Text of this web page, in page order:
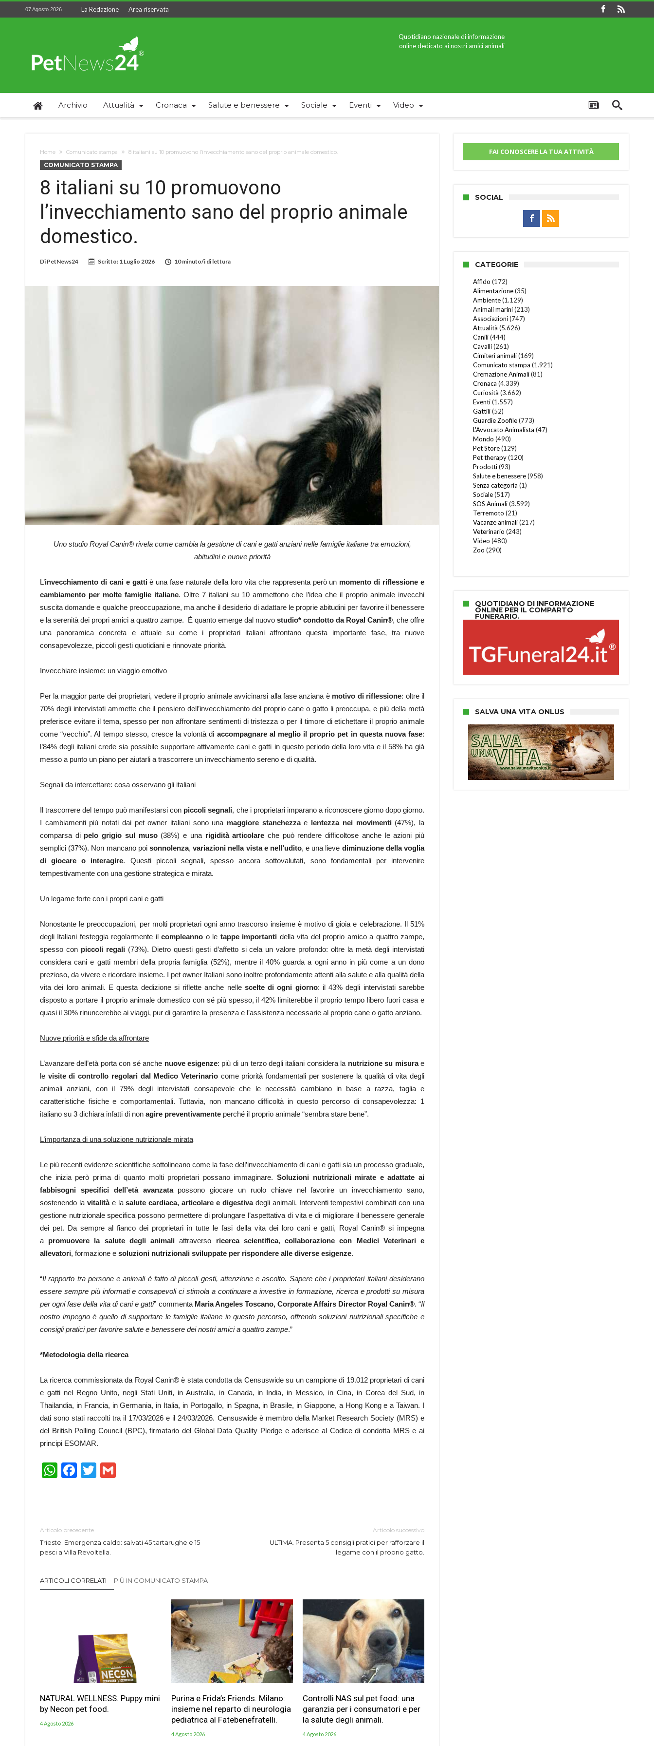
07 Agosto 2026 La Redazione Area riservata
Quotidiano nazionale di informazione
online dedicato ai nostri amici animali
Archivio Attualità Cronaca Salute e benessere Sociale Eventi Video
Home Comunicato stampa 8 italiani su 10 promuovono l’invecchiamento sano del proprio animale domestico.
COMUNICATO STAMPA
8 italiani su 10 promuovono
l’invecchiamento sano del proprio animale
domestico.
Di PetNews24 Scritto: 1 Luglio 2026 10 minuto/i di lettura
Uno studio Royal Canin® rivela come cambia la gestione di cani e gatti anziani nelle famiglie italiane tra emozioni,
abitudini e nuove priorità
L’invecchiamento di cani e gattiè una fase naturale della loro vita che rappresenta però un momento di riflessione e
cambiamento per molte famiglie italiane. Oltre 7 italiani su 10 ammettono che l’idea che il proprio animale invecchi
suscita domande e qualche preoccupazione, ma anche il desiderio di adattare le proprie abitudini per favorire il benessere
e la serenità dei propri amici a quattro zampe. È quanto emerge dal nuovo studio* condotto da Royal Canin®, che offre
una panoramica concreta e attuale su come i proprietari italiani affrontano questa importante fase, tra nuove
consapevolezze, piccoli gesti quotidiani e rinnovate priorità.
Invecchiare insieme: un viaggio emotivo
Per la maggior parte dei proprietari, vedere il proprio animale avvicinarsi alla fase anziana è motivo di riflessione: oltre il
70% degli intervistati ammette che il pensiero dell’invecchiamento del proprio cane o gatto li preoccupa, e più della metà
preferisce evitare il tema, spesso per non affrontare sentimenti di tristezza o per il timore di etichettare il proprio animale
come “vecchio”. Al tempo stesso, cresce la volontà di accompagnare al meglio il proprio pet in questa nuova fase:
l’84% degli italiani crede sia possibile supportare attivamente cani e gatti in questo periodo della loro vita e il 58% ha già
messo a punto un piano per aiutarli a trascorrere un invecchiamento sereno e di qualità.
Segnali da intercettare: cosa osservano gli italiani
Il trascorrere del tempo può manifestarsi con piccoli segnali, che i proprietari imparano a riconoscere giorno dopo giorno.
I cambiamenti più notati dai pet owner italiani sono una maggiore stanchezzae lentezza nei movimenti(47%), la
comparsa di pelo grigio sul muso(38%) e una rigidità articolare che può rendere difficoltose anche le azioni più
semplici (37%). Non mancano poi sonnolenza,variazioni nella vista e nell’udito, e una lieve diminuzione della voglia
di giocare o interagire. Questi piccoli segnali, spesso ancora sottovalutati, sono fondamentali per intervenire
tempestivamente con una gestione strategica e mirata.
Un legame forte con i propri cani e gatti
Nonostante le preoccupazioni, per molti proprietari ogni anno trascorso insieme è motivo di gioia e celebrazione. Il 51%
degli Italiani festeggia regolarmente ilcompleanno o le tappe importanti della vita del proprio amico a quattro zampe,
spesso con piccoli regali(73%). Dietro questi gesti d’affetto si cela un valore profondo: oltre la metà degli intervistati
considera cani e gatti membri della propria famiglia (52%), mentre il 40% guarda a ogni anno in più come a un dono
prezioso, da vivere e ricordare insieme. I pet owner Italiani sono inoltre profondamente attenti alla salute e alla qualità della
vita dei loro animali. E questa dedizione si riflette anche nelle scelte di ogni giorno: il 43% degli intervistati sarebbe
disposto a portare il proprio animale domestico con sé più spesso, il 42% limiterebbe il proprio tempo libero fuori casa e
quasi il 30% rinuncerebbe ai viaggi, pur di garantire la presenza e l’assistenza necessarie al proprio cane o gatto anziano.
Nuove priorità e sfide da affrontare
L’avanzare dell’età porta con sé anche nuove esigenze: più di un terzo degli italiani considera la nutrizione su misurae
le visite di controllo regolari dal Medico Veterinariocome priorità fondamentali per sostenere la qualità di vita degli
animali anziani, con il 79% degli intervistati consapevole che le necessità cambiano in base a razza, taglia e
caratteristiche fisiche e comportamentali. Tuttavia, non mancano difficoltà in questo percorso di consapevolezza: 1
italiano su 3 dichiara infatti di non agire preventivamente perché il proprio animale “sembra stare bene”.
L’importanza di una soluzione nutrizionale mirata
Le più recenti evidenze scientifiche sottolineano come la fase dell’invecchiamento di cani e gatti sia un processo graduale,
che inizia però prima di quanto molti proprietari possano immaginare. Soluzioni nutrizionali mirate e adattate ai
fabbisogni specifici dell’età avanzatapossono giocare un ruolo chiave nel favorire un invecchiamento sano,
sostenendo la vitalitàe lasalute cardiaca, articolare e digestivadegli animali. Interventi tempestivi combinati con una
gestione nutrizionale specifica possono permettere di prolungare l’aspettativa di vita e di migliorare il benessere generale
dei pet. Da sempre al fianco dei proprietari in tutte le fasi della vita dei loro cani e gatti, Royal Canin® si impegna
a promuovere la salute degli animali attraverso ricerca scientifica,collaborazione con Medici Veterinari e
allevatori, formazione e soluzioni nutrizionali sviluppate per rispondere alle diverse esigenze.
“Il rapporto tra persone e animali è fatto di piccoli gesti, attenzione e ascolto. Sapere che i proprietari italiani desiderano
essere sempre più informati e consapevoli ci stimola a continuare a investire in formazione, ricerca e prodotti su misura
per ogni fase della vita di cani e gatti” commenta Maria Angeles Toscano, Corporate Affairs Director Royal Canin®. “Il
nostro impegno è quello di supportare le famiglie italiane in questo percorso, offrendo soluzioni nutrizionali specifiche e
consigli pratici per favorire salute e benessere dei nostri amici a quattro zampe.”
*Metodologia della ricerca
La ricerca commissionata da Royal Canin® è stata condotta da Censuswide su un campione di 19.012 proprietari di cani
e gatti nel Regno Unito, negli Stati Uniti, in Australia, in Canada, in India, in Messico, in Cina, in Corea del Sud, in
Thailandia, in Francia, in Germania, in Italia, in Portogallo, in Spagna, in Brasile, in Giappone, a Hong Kong e a Taiwan. I
dati sono stati raccolti tra il 17/03/2026 e il 24/03/2026. Censuswide è membro della Market Research Society (MRS) e
del British Polling Council (BPC), firmatario del Global Data Quality Pledge e aderisce al Codice di condotta MRS e ai
principi ESOMAR.
WhatsApp
Facebook
Twitter
Articolo precedente
Trieste. Emergenza caldo: salvati 45 tartarughe e 15
pesci a Villa Revoltella.
Articolo successivo
ULTIMA. Presenta 5 consigli pratici per rafforzare il
legame con il proprio gatto.
ARTICOLI CORRELATI PIÙ IN COMUNICATO STAMPA
NATURAL WELLNESS. Puppy mini
by Necon pet food.
4 Agosto 2026
Purina e Frida’s Friends. Milano:
insieme nel reparto di neurologia
pediatrica al Fatebenefratelli.
4 Agosto 2026
Controlli NAS sul pet food: una
garanzia per i consumatori e per
la salute degli animali.
4 Agosto 2026
FAI CONOSCERE LA TUA ATTIVITÀ
SOCIAL
CATEGORIE
Affido (172)
Alimentazione(35)
Ambiente(1.129)
Animali marini(213)
Associazioni(747)
Attualità (5.626)
Canili(444)
Cavalli(261)
Cimiteri animali(169)
Comunicato stampa (1.921)
Cremazione Animali(81)
Cronaca (4.339)
Curiosità (3.662)
Eventi(1.557)
Gattili(52)
Guardie Zoofile(773)
L'Avvocato Animalista (47)
Mondo (490)
Pet Store(129)
Pet therapy(120)
Prodotti(93)
Salute e benessere(958)
Senza categoria (1)
Sociale(517)
SOS Animali(3.592)
Terremoto (21)
Vacanze animali(217)
Veterinario (243)
Video (480)
Zoo (290)
QUOTIDIANO DI INFORMAZIONE
ONLINE PER IL COMPARTO
FUNERARIO.
SALVA UNA VITA ONLUS